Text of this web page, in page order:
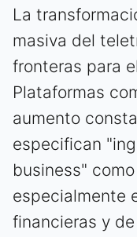
La
masiva del
fronteras para
Plataformas
aumento
especifican
business"
especialmente
financieras y